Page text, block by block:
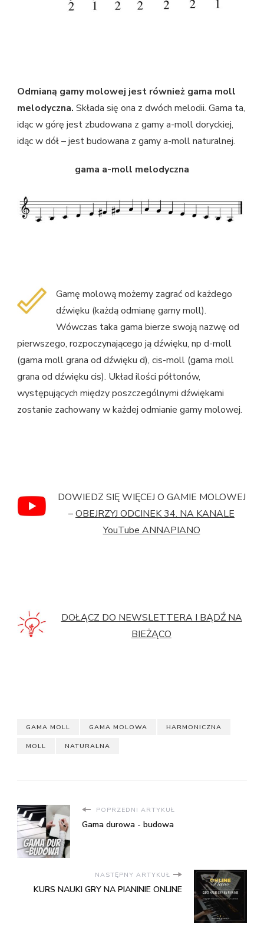
Odmianą gamy molowej jest również gama moll
melodyczna. Składa się ona z dwóch melodii. Gama ta,
idąc w górę jest zbudowana z gamy a-moll doryckiej,
idąc w dół – jest budowana z gamy a-moll naturalnej.
gama a-moll melodyczna
Gamę molową możemy zagrać od każdego
dźwięku (każdą odmianę gamy moll).
Wówczas taka gama bierze swoją nazwę od
pierwszego, rozpoczynającego ją dźwięku, np d-moll
(gama moll grana od dźwięku d), cis-moll (gama moll
grana od dźwięku cis). Układ ilości półtonów,
występujących między poszczególnymi dźwiękami
zostanie zachowany w każdej odmianie gamy molowej.
DOWIEDZ SIĘ WIĘCEJ O GAMIE MOLOWEJ
–OBEJRZYJ ODCINEK 34. NA KANALE
YouTube ANNAPIANO
DOŁĄCZ DO NEWSLETTERA I BĄDŹ NA
BIEŻĄCO
GAMA MOLL GAMA MOLOWA HARMONICZNA
MOLL NATURALNA
POPRZEDNI ARTYKUŁ
Gama durowa - budowa
NASTĘPNY ARTYKUŁ
KURS NAUKI GRY NA PIANINIE ONLINE